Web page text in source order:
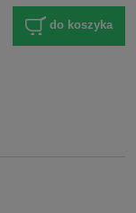
do koszyka